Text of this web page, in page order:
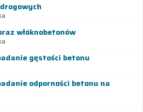
włóknobetonów
gęstości betonu
odporności betonu na